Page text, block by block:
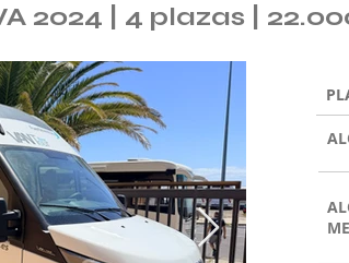
2024 | 4 plazas |